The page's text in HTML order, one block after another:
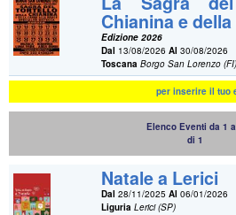
Chianina e
Edizione 2026
Dal 13/08/2026Al 30/08/2026
Toscana Borgo San Lorenzo (FI)
per inserire il tuo
Elenco Eventi da 1
di 1
Natale a Lerici
Dal 28/11/2025Al 06/01/2026
Liguria Lerici (SP)